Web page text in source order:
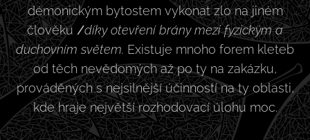
démonickým bytostem vykonat zlo na jiném
člověku /díky otevření brány mezi fyzickým a
duchovním světem. Existuje mnoho forem kleteb
od těch nevědomých až po ty na zakázku,
prováděných s nejsilnější účinností na ty oblasti,
kde hraje největší rozhodovací úlohu moc.